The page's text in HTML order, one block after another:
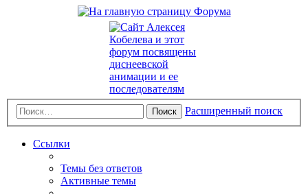
Поиск Расширенный поиск
Ссылки
Темы без ответов
Активные темы